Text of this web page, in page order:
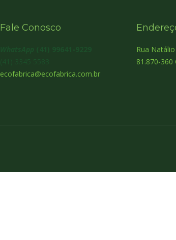
Fale Conosco
ecofabrica@ecofabrica.com.br
Rua
81.870-360